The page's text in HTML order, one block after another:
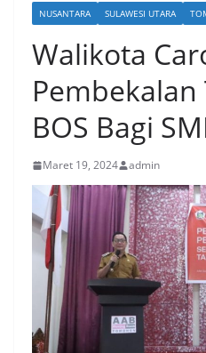
NUSANTARA SULAWESI UTARA
Walikota
Pembekalan
BOS Bagi
Maret 19, 2024 admin